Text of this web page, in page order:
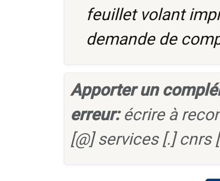
feuillet volant
demande de
Apporter un
erreur:écrire à
[@] services [.] cnrs